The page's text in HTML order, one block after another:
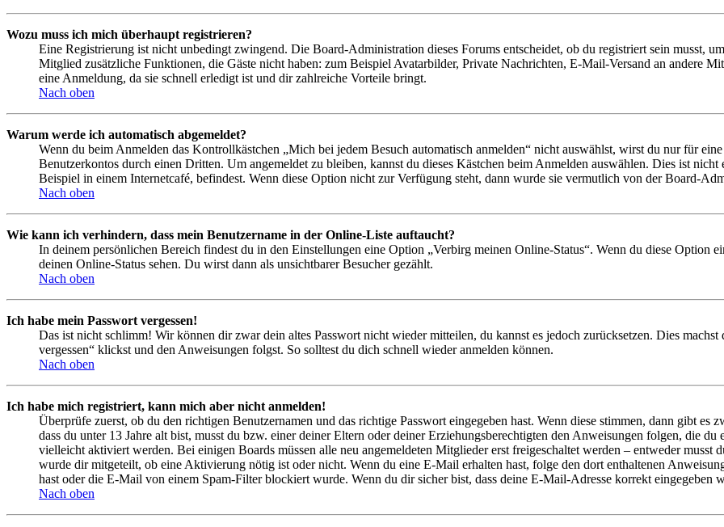
Wozu muss ich mich überhaupt registrieren?
Eine Registrierung ist nicht unbedingt zwingend. Die Board-Administration dieses Forums entscheidet, ob du registriert sein musst,
Mitglied zusätzliche Funktionen, die Gäste nicht haben: zum Beispiel Avatarbilder, Private Nachrichten, E-Mail-Versand an andere
eine Anmeldung, da sie schnell erledigt ist und dir zahlreiche Vorteile bringt.
Nach oben
Warum werde ich automatisch abgemeldet?
Wenn du beim Anmelden das Kontrollkästchen „Mich bei jedem Besuch automatisch anmelden“ nicht auswählst, wirst du nur für
Benutzerkontos durch einen Dritten. Um angemeldet zu bleiben, kannst du dieses Kästchen beim Anmelden auswählen. Dies ist
Beispiel in einem Internetcafé, befindest. Wenn diese Option nicht zur Verfügung steht, dann wurde sie vermutlich von der Board-
Nach oben
Wie kann ich verhindern, dass mein Benutzername in der Online-Liste auftaucht?
In deinem persönlichen Bereich findest du in den Einstellungen eine Option „Verbirg meinen Online-Status“. Wenn du diese Option
deinen Online-Status sehen. Du wirst dann als unsichtbarer Besucher gezählt.
Nach oben
Ich habe mein Passwort vergessen!
Das ist nicht schlimm! Wir können dir zwar dein altes Passwort nicht wieder mitteilen, du kannst es jedoch zurücksetzen. Dies
vergessen“ klickst und den Anweisungen folgst. So solltest du dich schnell wieder anmelden können.
Nach oben
Ich habe mich registriert, kann mich aber nicht anmelden!
Überprüfe zuerst, ob du den richtigen Benutzernamen und das richtige Passwort eingegeben hast. Wenn diese stimmen, dann gibt es
dass du unter 13 Jahre alt bist, musst du bzw. einer deiner Eltern oder deiner Erziehungsberechtigten den Anweisungen folgen, die
vielleicht aktiviert werden. Bei einigen Boards müssen alle neu angemeldeten Mitglieder erst freigeschaltet werden – entweder musst
wurde dir mitgeteilt, ob eine Aktivierung nötig ist oder nicht. Wenn du eine E-Mail erhalten hast, folge den dort enthaltenen
hast oder die E-Mail von einem Spam-Filter blockiert wurde. Wenn du dir sicher bist, dass deine E-Mail-Adresse korrekt eingegeben
Nach oben